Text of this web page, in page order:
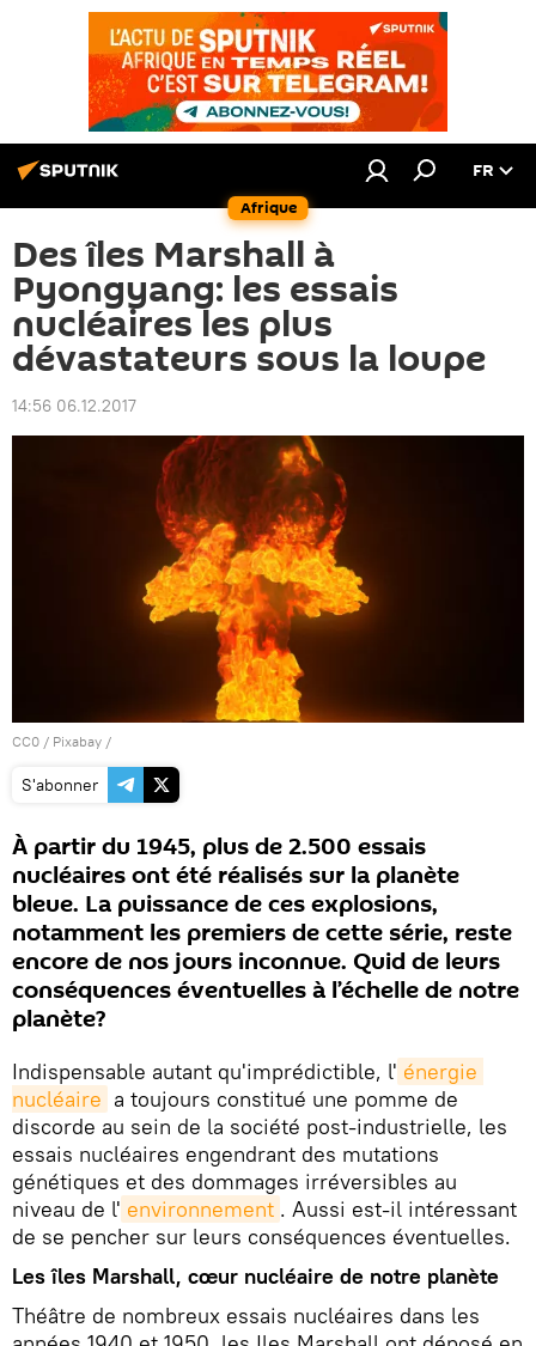
Afrique
FR
Des îles Marshall à
Pyongyang: les essais
nucléaires les plus
dévastateurs sous la loupe
14:56 06.12.2017
CC0 / Pixabay /
S'abonner
À partir du 1945, plus de 2.500 essais
nucléaires ont été réalisés sur la planète
bleue. La puissance de ces explosions,
notamment les premiers de cette série, reste
encore de nos jours inconnue. Quid de leurs
conséquences éventuelles à l’échelle de notre
planète?
Indispensable autant qu'imprédictible, l' énergie
nucléaire a toujours constitué une pomme de
discorde au sein de la société post-industrielle, les
essais nucléaires engendrant des mutations
génétiques et des dommages irréversibles au
niveau de l' environnement . Aussi est-il intéressant
de se pencher sur leurs conséquences éventuelles.
Les îles Marshall, cœur nucléaire de notre planète
Théâtre de nombreux essais nucléaires dans les